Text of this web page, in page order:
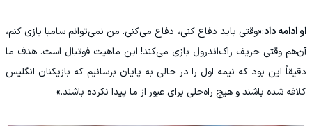
او ادامه داد:«وقتی باید دفاع کنی، دفاع می‌کنی. من نمی‌توانم سامبا بازی کنم،
آن‌هم وقتی حریف راک‌اند‌رول بازی می‌کند! این ماهیت فوتبال است. هدف ما
دقیقاً این بود که نیمه اول را در حالی به پایان برسانیم که بازیکنان انگلیس
کلافه شده باشند و هیچ راه‌حلی برای عبور از ما پیدا نکرده باشند.»